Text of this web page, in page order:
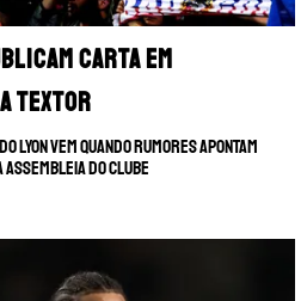
| Conteúdo
adverte: Aposta não
carta em
Textor
Lyon vem quando rumores apontam
do clube